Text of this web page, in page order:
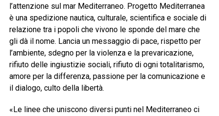
l’attenzione sul mar Mediterraneo. Progetto Mediterranea
è una spedizione nautica, culturale, scientifica e sociale di
relazione tra i popoli che vivono le sponde del mare che
gli dà il nome. Lancia un messaggio di pace, rispetto per
l’ambiente, sdegno per la violenza e la prevaricazione,
rifiuto delle ingiustizie sociali, rifiuto di ogni totalitarismo,
amore per la differenza, passione per la comunicazione e
il dialogo, culto della libertà.
«Le linee che uniscono diversi punti nel Mediterraneo ci